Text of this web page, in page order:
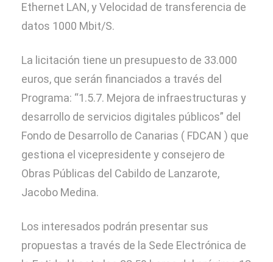
Ethernet LAN, y Velocidad de transferencia de
datos 1000 Mbit/S.
La licitación tiene un presupuesto de 33.000
euros, que serán financiados a través del
Programa: “1.5.7. Mejora de infraestructuras y
desarrollo de servicios digitales públicos” del
Fondo de Desarrollo de Canarias ( FDCAN ) que
gestiona el vicepresidente y consejero de
Obras Públicas del Cabildo de Lanzarote,
Jacobo Medina.
Los interesados podrán presentar sus
propuestas a través de la Sede Electrónica de